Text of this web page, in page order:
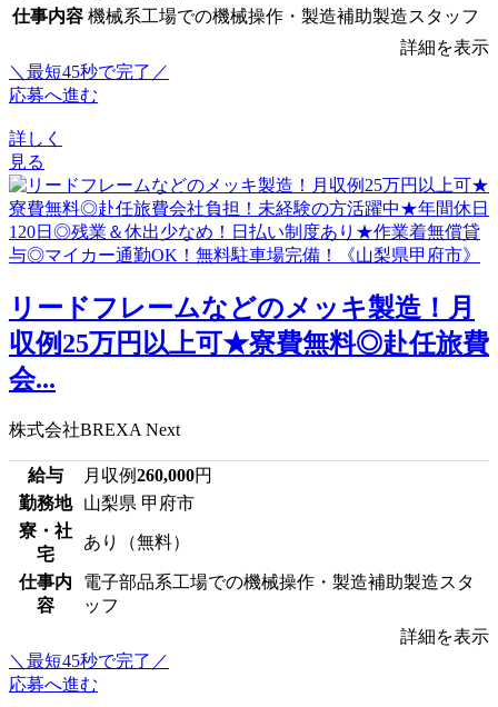
仕事内容 機械系工場での機械操作・製造補助製造スタッフ
詳細を表示
＼最短45秒で完了／
応募へ進む
詳しく
見る
リードフレームなどのメッキ製造！月
収例25万円以上可★寮費無料◎赴任旅費
会...
株式会社BREXA Next
給与 月収例260,000円
勤務地
山梨県 甲府市
寮・社
宅
あり（無料）
仕事内
容
電子部品系工場での機械操作・製造補助製造スタ
ッフ
詳細を表示
＼最短45秒で完了／
応募へ進む